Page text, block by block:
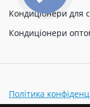
Кондиціонери для
Кондиціонери
Політика